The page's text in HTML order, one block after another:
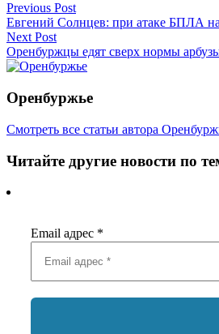
Previous Post
Евгений Солнцев: при атаке БПЛА
Next Post
Оренбуржцы едят сверх нормы
Оренбуржье
Смотреть все статьи автора
Читайте другие новости по
Email адрес *